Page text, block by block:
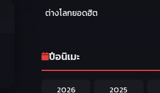
Harem ฮาเร็ม
ต่างโลกยอดฮิต
ปีอนิเมะ
2026 2025